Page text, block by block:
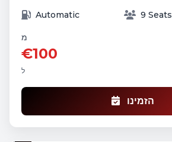
Automatic 9 Seats
מ
€100
ל
הזמינו